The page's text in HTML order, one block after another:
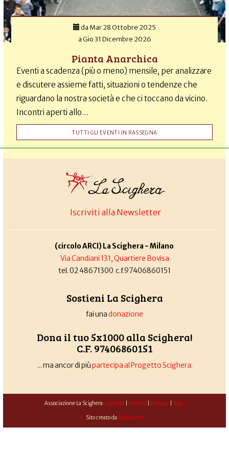
da Mar 28 Ottobre 2025
aGio 31 Dicembre 2026
Pianta Anarchica
Eventi a scadenza (più o meno) mensile, per analizzare
e discutere assieme fatti, situazioni o tendenze che
riguardano la nostra società e che ci toccano da vicino.
Incontri aperti allo...
TUTTI GLI EVENTI IN RASSEGNA
Iscriviti alla Newsletter
(circolo ARCI) La Scighera - Milano
Via Candiani 131, Quartiere Bovisa
tel. 02 48671300 c.f.97406860151
Sostieni La Scighera
fai unadonazione
Dona il tuo 5x1000 alla Scighera!
C.F. 97406860151
... ma ancor di piùpartecipa al Progetto Scighera
Associazione La Scighera copyleft| cookies| privacy| login
Sito creato da Alekos.net